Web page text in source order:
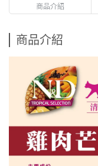
商品介紹
商品介紹